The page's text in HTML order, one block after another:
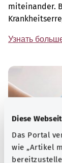
Diese
Das Portal
wie „Artikel
miteinander.
Узнать